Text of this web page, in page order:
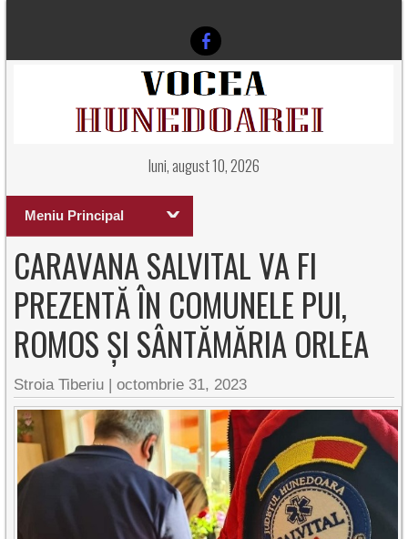
luni, august 10, 2026
Meniu Principal
CARAVANA SALVITAL VA FI
PREZENTĂ ÎN COMUNELE PUI,
ROMOS ȘI SÂNTĂMĂRIA ORLEA
Stroia Tiberiu |octombrie 31, 2023